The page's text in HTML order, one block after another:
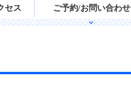
セス ご予約/お問い合わせ